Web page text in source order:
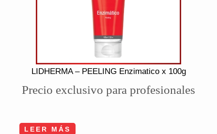
LIDHERMA – PEELING Enzimatico x 100g
Precio exclusivo para profesionales
LEER MÁS